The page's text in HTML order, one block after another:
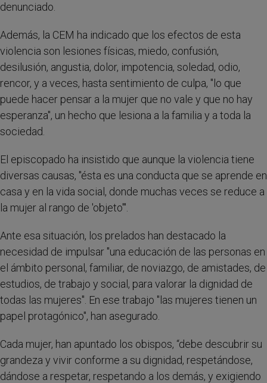
denunciado.
Además, la CEM ha indicado que los efectos de esta
violencia son lesiones físicas, miedo, confusión,
desilusión, angustia, dolor, impotencia, soledad, odio,
rencor, y a veces, hasta sentimiento de culpa, "lo que
puede hacer pensar a la mujer que no vale y que no hay
esperanza", un hecho que lesiona a la familia y a toda la
sociedad.
El episcopado ha insistido que aunque la violencia tiene
diversas causas, "ésta es una conducta que se aprende en
casa y en la vida social, donde muchas veces se reduce a
la mujer al rango de 'objeto'".
Ante esa situación, los prelados han destacado la
necesidad de impulsar "una educación de las personas en
el ámbito personal, familiar, de noviazgo, de amistades, de
estudios, de trabajo y social, para valorar la dignidad de
todas las mujeres". En ese trabajo "las mujeres tienen un
papel protagónico", han asegurado.
Cada mujer, han apuntado los obispos, “debe descubrir su
grandeza y vivir conforme a su dignidad, respetándose,
dándose a respetar, respetando a los demás, y exigiendo